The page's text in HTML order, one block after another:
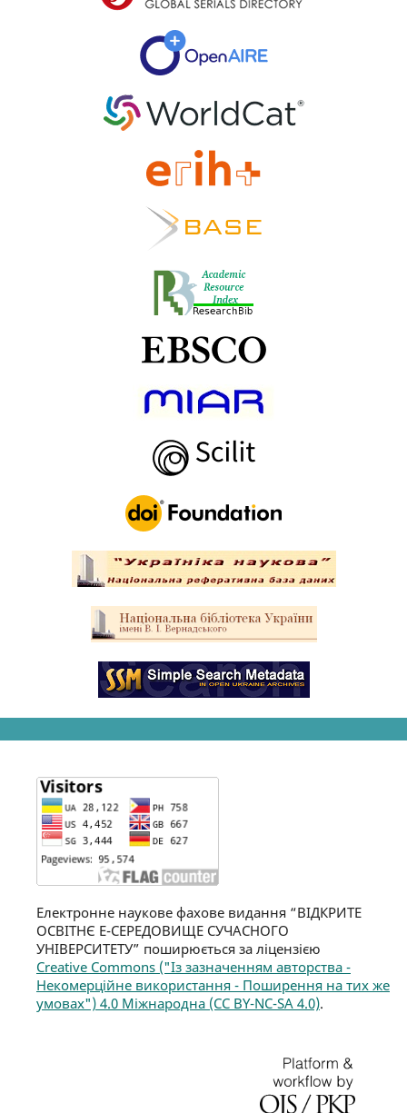
Електронне наукове фахове видання “ВІДКРИТЕ
ОСВІТНЄ Е-СЕРЕДОВИЩЕ СУЧАСНОГО
УНІВЕРСИТЕТУ” поширюється за ліцензією
Creative Commons ("Із зазначенням авторства -
Некомерційне використання - Поширення на тих же
умовах") 4.0 Міжнародна (CC BY-NC-SA 4.0).